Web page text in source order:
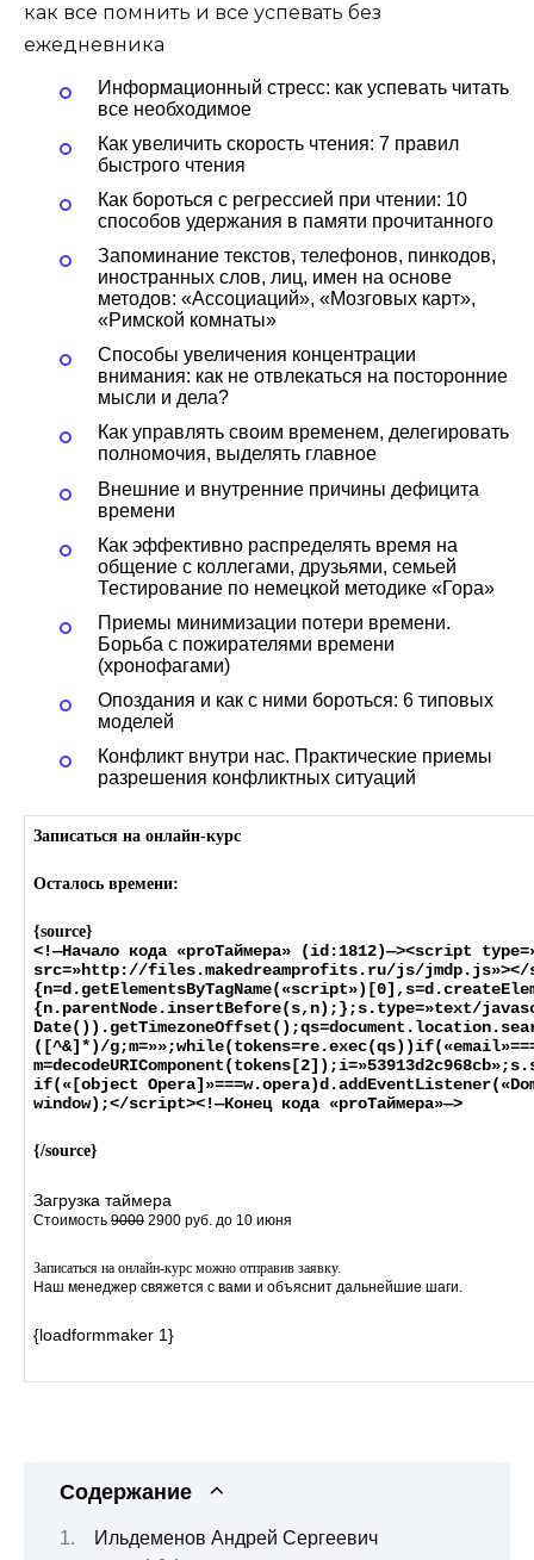
как все помнить и все успевать без
ежедневника
Информационный стресс: как успевать читать
все необходимое
Как увеличить скорость чтения: 7 правил
быстрого чтения
Как бороться с регрессией при чтении: 10
способов удержания в памяти прочитанного
Запоминание текстов, телефонов, пинкодов,
иностранных слов, лиц, имен на основе
методов: «Ассоциаций», «Мозговых карт»,
«Римской комнаты»
Способы увеличения концентрации
внимания: как не отвлекаться на посторонние
мысли и дела?
Как управлять своим временем, делегировать
полномочия, выделять главное
Внешние и внутренние причины дефицита
времени
Как эффективно распределять время на
общение с коллегами, друзьями, семьей
Тестирование по немецкой методике «Гора»
Приемы минимизации потери времени.
Борьба с пожирателями времени
(хронофагами)
Опоздания и как с ними бороться: 6 типовых
моделей
Конфликт внутри нас. Практические приемы
разрешения конфликтных ситуаций
Записаться на онлайн-курс
Осталось времени:
{source}
<!—Начало кода «proТаймера» (id:1812)—><script
src=»http://files.makedreamprofits.ru/js/jmdp.js»></
{n.parentNode.insertBefore(s,n);};s.type=»text/
([^&]*)/
if(«[object
window);</script><!—Конец кода «proТаймера»—>
{/source}
Загрузка таймера
Стоимость 9000 2900 руб. до 10 июня
Записаться на онлайн-курс можно отправив заявку.
Наш менеджер свяжется с вами и объяснит дальнейшие шаги.
{loadformmaker 1}
Содержание
Ильдеменов Андрей Сергеевич